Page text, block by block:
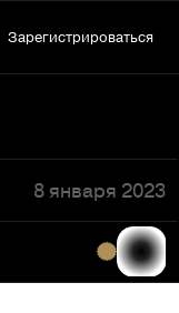
Зарегистрироваться
8 января 2023